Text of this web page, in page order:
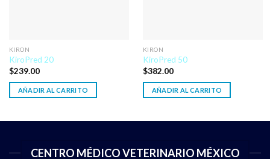
KIRON
KiroPred 20
$239.00
AÑADIR AL CARRITO
KIRON
KiroPred 50
$382.00
AÑADIR AL CARRITO
CENTRO MÉDICO VETERINARIO MÉXICO